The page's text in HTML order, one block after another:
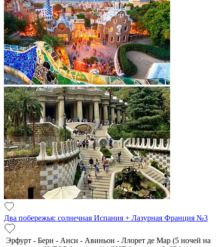
Два побережья: солнечная Испания + Лазурная Франция №3
Эрфурт - Берн - Анси - Авиньон - Ллорет де Мар (5 ночей на